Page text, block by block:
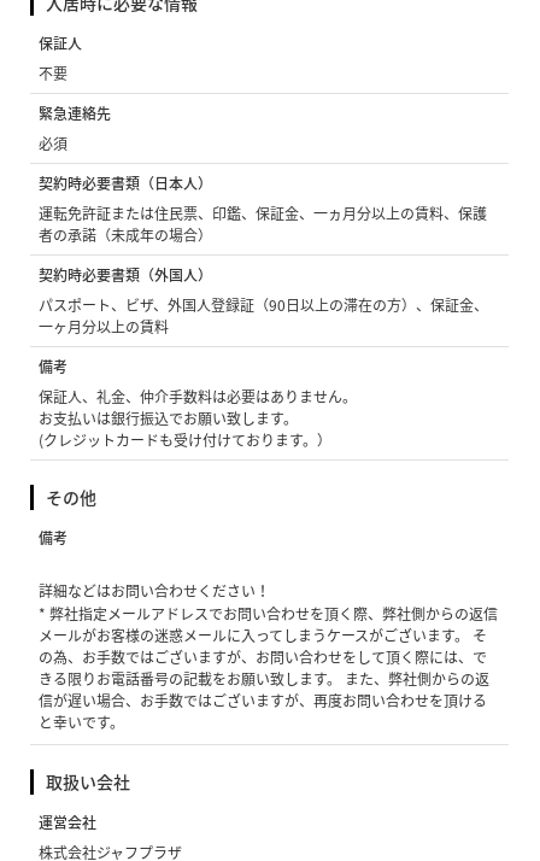
保証人
不要
緊急連絡先
必須
契約時必要書類（日本人）
運転免許証または住民票、印鑑、保証金、一ヵ月分以上の賃料、保護
者の承諾（未成年の場合）
契約時必要書類（外国人）
パスポート、ビザ、外国人登録証（90日以上の滞在の方）、保証金、
一ヶ月分以上の賃料
備考
保証人、礼金、仲介手数料は必要はありません。
お支払いは銀行振込でお願い致します。
(クレジットカードも受け付けております。）
その他
備考
詳細などはお問い合わせください！
* 弊社指定メールアドレスでお問い合わせを頂く際、弊社側からの返信
メールがお客様の迷惑メールに入ってしまうケースがございます。 そ
の為、お手数ではございますが、お問い合わせをして頂く際には、で
きる限りお電話番号の記載をお願い致します。 また、弊社側からの返
信が遅い場合、お手数ではございますが、再度お問い合わせを頂ける
と幸いです。
取扱い会社
運営会社
株式会社ジャフプラザ